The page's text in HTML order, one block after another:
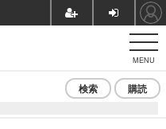
MENU
検索 購読